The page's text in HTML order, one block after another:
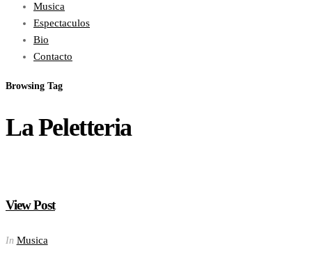
Musica
Espectaculos
Bio
Contacto
Browsing Tag
La Peletteria
View Post
In Musica